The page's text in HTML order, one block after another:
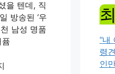
을 텐데, 직
방송된 ‘우
남성 명품
“내
령
인